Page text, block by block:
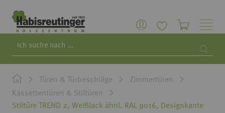
Türen & Türbeschläge
Zimmertüren
Kassettentüren & Stiltüren
Stiltüre TREND 2, Weißlack ähnl. RAL 9016, Designkante